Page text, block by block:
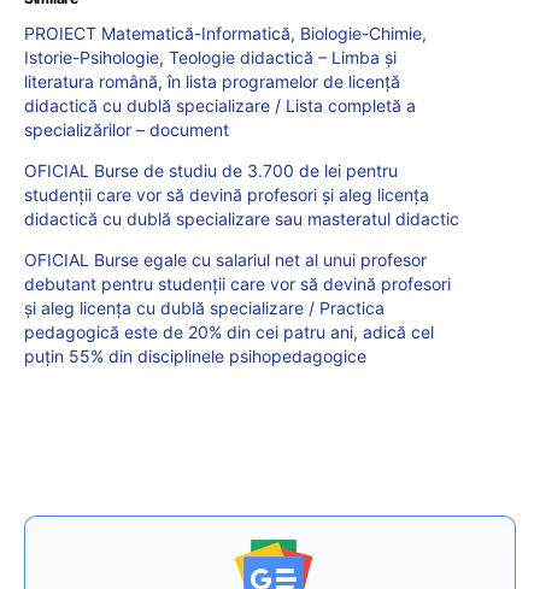
PROIECT Matematică-Informatică, Biologie-Chimie,
Istorie-Psihologie, Teologie didactică – Limba și
literatura română, în lista programelor de licență
didactică cu dublă specializare / Lista completă a
specializărilor – document
OFICIAL Burse de studiu de 3.700 de lei pentru
studenții care vor să devină profesori și aleg licența
didactică cu dublă specializare sau masteratul didactic
OFICIAL Burse egale cu salariul net al unui profesor
debutant pentru studenții care vor să devină profesori
și aleg licența cu dublă specializare / Practica
pedagogică este de 20% din cei patru ani, adică cel
puțin 55% din disciplinele psihopedagogice